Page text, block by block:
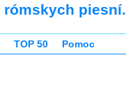
rómskych piesní.
TOP 50 Pomoc